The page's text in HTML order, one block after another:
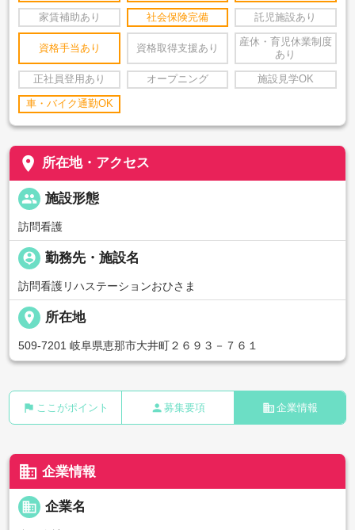
家賃補助あり 社会保険完備 託児施設あり
資格手当あり 資格取得支援あり
産休・育児休業制度
あり
正社員登用あり オープニング 施設見学OK
車・バイク通勤OK
place 所在地・アクセス
people 施設形態
訪問看護
person_pin 勤務先・施設名
訪問看護リハステーションおひさま
place 所在地
509-7201 岐阜県恵那市大井町２６９３－７６１
flag ここがポイント person 募集要項 business 企業情報
business 企業情報
business 企業名